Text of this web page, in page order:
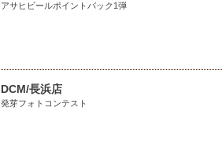
アサヒビールポイントバック1弾
DCM/長浜店
発芽フォトコンテスト